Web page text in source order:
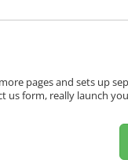
pages and sets up
us form, really launch